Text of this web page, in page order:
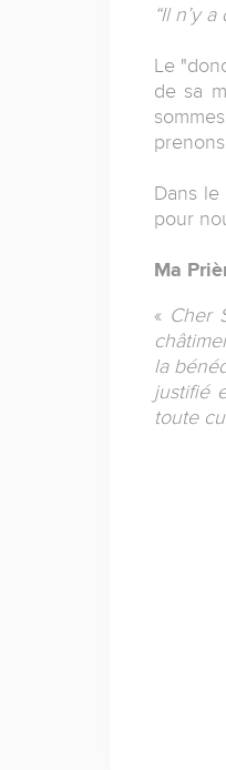
“Il n’y
Le
de sa
Dans
pour
Ma
« Cher
la
justifié
toute